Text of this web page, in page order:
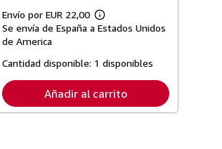
Envío por EUR 22,00
Más
información
tarifas
envío
Se envía de España a Estados Unidos
de America
Cantidad disponible: 1 disponibles
Añadir al carrito